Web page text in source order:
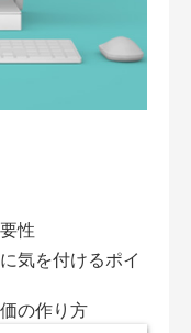
性
気を付けるポイ
の作り方